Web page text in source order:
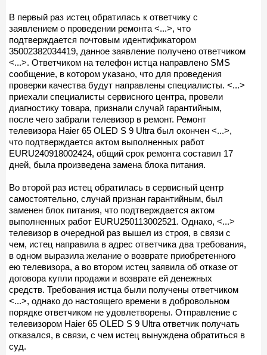
В первый раз истец обратилась к ответчику с
заявлением о проведении ремонта <...>, что
подтверждается почтовым идентификатором
35002382034419, данное заявление получено ответчиком
<...>. Ответчиком на телефон истца направлено SMS
сообщение, в котором указано, что для проведения
проверки качества будут направлены специалисты. <...>
приехали специалисты сервисного центра, провели
диагностику товара, признали случай гарантийным,
после чего забрали телевизор в ремонт. Ремонт
телевизора Haier 65 OLED S 9 Ultra был окончен <...>,
что подтверждается актом выполненных работ
EURU240918002424, общий срок ремонта составил 17
дней, была произведена замена блока питания.
Во второй раз истец обратилась в сервисный центр
самостоятельно, случай признан гарантийным, был
заменен блок питания, что подтверждается актом
выполненных работ EURU250113002521. Однако, <...>
телевизор в очередной раз вышел из строя, в связи с
чем, истец направила в адрес ответчика два требования,
в одном выразила желание о возврате приобретенного
ею телевизора, а во втором истец заявила об отказе от
договора купли продажи и возврате ей денежных
средств. Требования истца были получены ответчиком
<...>, однако до настоящего времени в добровольном
порядке ответчиком не удовлетворены. Отправление с
телевизором Haier 65 OLED S 9 Ultra ответчик получать
отказался, в связи, с чем истец вынуждена обратиться в
суд.